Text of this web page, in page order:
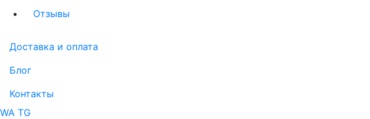
Отзывы
Доставка и оплата
Блог
Контакты
WA TG